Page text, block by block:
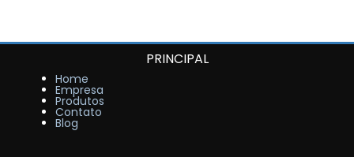
PRINCIPAL
Home
Empresa
Produtos
Contato
Blog